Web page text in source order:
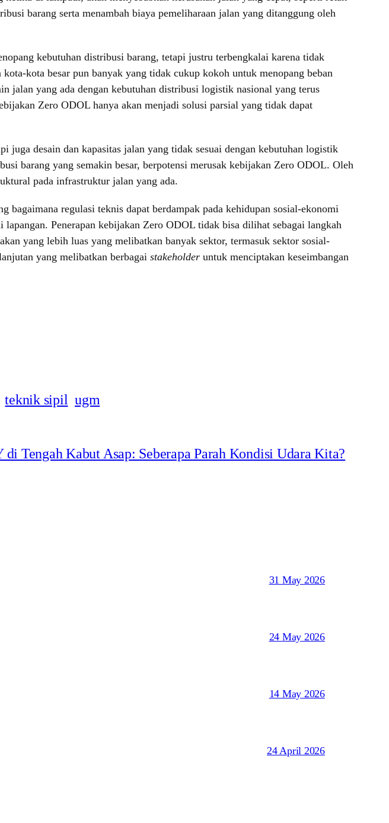
barang serta menambah biaya pemeliharaan jalan yang ditanggung oleh
kebutuhan distribusi barang, tetapi justru terbengkalai karena tidak
kota besar pun banyak yang tidak cukup kokoh untuk menopang beban
jalan yang ada dengan kebutuhan distribusi logistik nasional yang terus
Zero ODOL hanya akan menjadi solusi parsial yang tidak dapat
juga desain dan kapasitas jalan yang tidak sesuai dengan kebutuhan logistik
barang yang semakin besar, berpotensi merusak kebijakan Zero ODOL. Oleh
pada infrastruktur jalan yang ada.
regulasi teknis dapat berdampak pada kehidupan sosial-ekonomi
Penerapan kebijakan Zero ODOL tidak bisa dilihat sebagai langkah
yang lebih luas yang melibatkan banyak sektor, termasuk sektor sosial-
yang melibatkan berbagai stakeholder untuk menciptakan keseimbangan
teknik sipil ugm
di Tengah Kabut Asap: Seberapa Parah Kondisi Udara Kita?
31 May 2026
24 May 2026
14 May 2026
24 April 2026